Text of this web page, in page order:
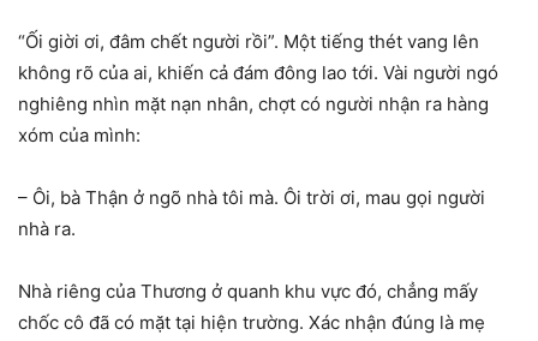
“Ối giời ơi, đâm chết người rồi”. Một tiếng thét vang lên
không rõ của ai, khiến cả đám đông lao tới. Vài người ngó
nghiêng nhìn mặt nạn nhân, chợt có người nhận ra hàng
xóm của mình:
– Ôi, bà Thận ở ngõ nhà tôi mà. Ôi trời ơi, mau gọi người
nhà ra.
Nhà riêng của Thương ở quanh khu vực đó, chẳng mấy
chốc cô đã có mặt tại hiện trường. Xác nhận đúng là mẹ